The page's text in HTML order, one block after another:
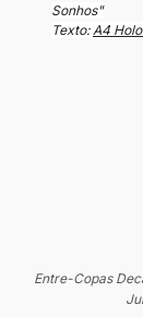
Sonhos"
Texto: A4
Entre-Copas